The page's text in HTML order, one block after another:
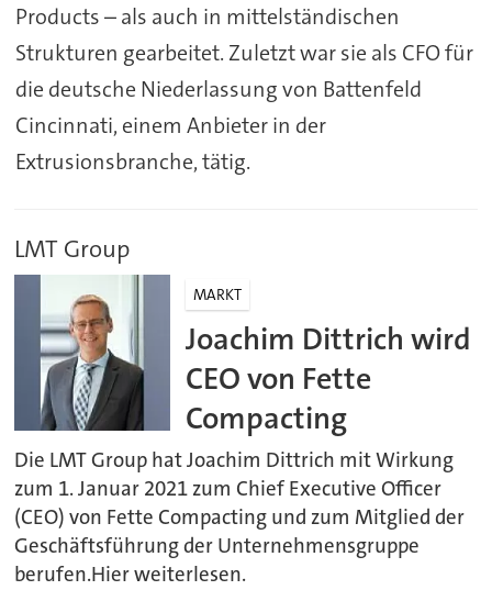
Products – als auch in mittelständischen
Strukturen gearbeitet. Zuletzt war sie als CFO für
die deutsche Niederlassung von Battenfeld
Cincinnati, einem Anbieter in der
Extrusionsbranche, tätig.
LMT Group
MARKT
Joachim Dittrich wird
CEO von Fette
Compacting
Die LMT Group hat Joachim Dittrich mit Wirkung
zum 1. Januar 2021 zum Chief Executive Officer
(CEO) von Fette Compacting und zum Mitglied der
Geschäftsführung der Unternehmensgruppe
berufen.Hier weiterlesen.